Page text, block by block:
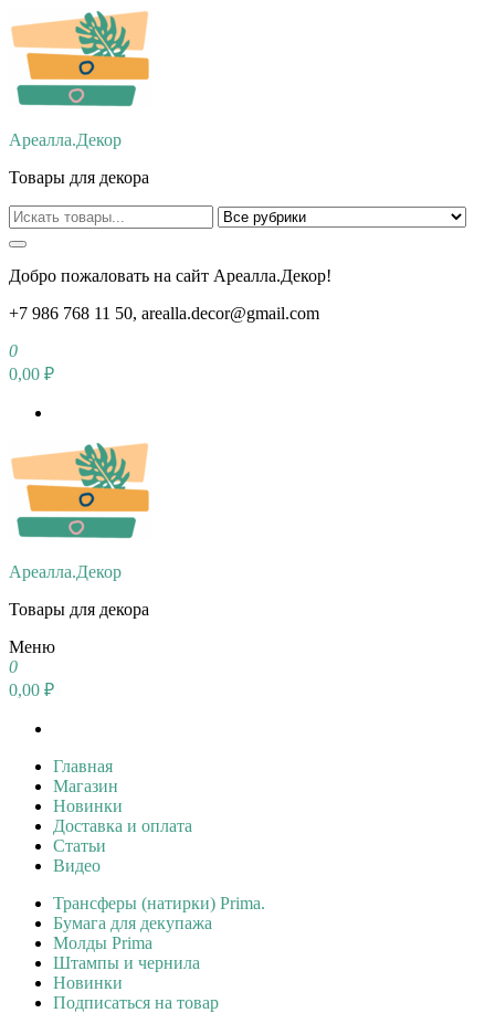
Перейти
к
содержимому
Ареалла.Декор
Товары для декора
Добро пожаловать на сайт Ареалла.Декор!
+7 986 768 11 50, arealla.decor@gmail.com
0
0,00 ₽
Ареалла.Декор
Товары для декора
Меню
0
0,00 ₽
Главная
Магазин
Новинки
Доставка и оплата
Статьи
Видео
Трансферы (натирки) Prima.
Бумага для декупажа
Молды Prima
Штампы и чернила
Новинки
Подписаться на товар